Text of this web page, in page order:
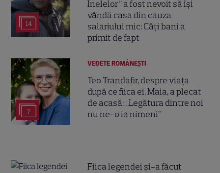
14
Inelelor” a fost nevoit să își
vândă casa din cauza
salariului mic: Câți bani a
primit de fapt
7
VEDETE ROMÂNEŞTI
Teo Trandafir, despre viața
după ce fiica ei, Maia, a plecat
de acasă: „Legătura dintre noi
nu ne-o ia nimeni”
Fiica legendei și-a făcut